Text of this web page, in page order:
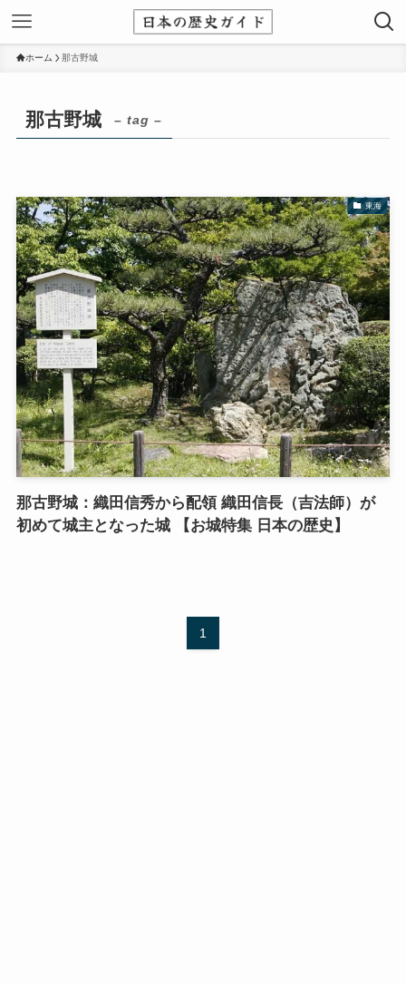
ホーム 那古野城
那古野城 – tag –
東海
那古野城：織田信秀から配領 織田信長（吉法師）が
初めて城主となった城 【お城特集 日本の歴史】
1